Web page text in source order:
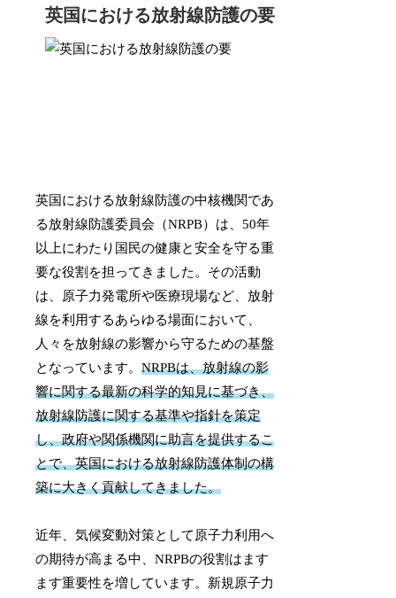
英国における放射線防護の要
英国における放射線防護の中核機関であ
る放射線防護委員会（NRPB）は、50年
以上にわたり国民の健康と安全を守る重
要な役割を担ってきました。その活動
は、原子力発電所や医療現場など、放射
線を利用するあらゆる場面において、
人々を放射線の影響から守るための基盤
となっています。NRPBは、放射線の影
響に関する最新の科学的知見に基づき、
放射線防護に関する基準や指針を策定
し、政府や関係機関に助言を提供するこ
とで、英国における放射線防護体制の構
築に大きく貢献してきました。
近年、気候変動対策として原子力利用へ
の期待が高まる中、NRPBの役割はます
ます重要性を増しています。新規原子力